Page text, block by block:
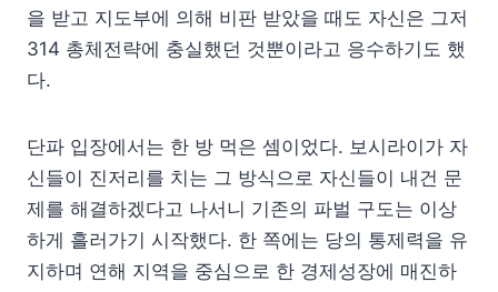
을 받고 지도부에 의해 비판 받았을 때도 자신은 그저
314 총체전략에 충실했던 것뿐이라고 응수하기도 했
다.
단파 입장에서는 한 방 먹은 셈이었다. 보시라이가 자
신들이 진저리를 치는 그 방식으로 자신들이 내건 문
제를 해결하겠다고 나서니 기존의 파벌 구도는 이상
하게 흘러가기 시작했다. 한 쪽에는 당의 통제력을 유
지하며 연해 지역을 중심으로 한 경제성장에 매진하